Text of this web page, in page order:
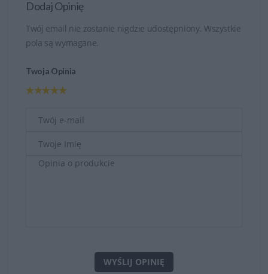
Dodaj Opinię
Twój email nie zostanie nigdzie udostępniony. Wszystkie
pola są wymagane.
Twoja Opinia
WYŚLIJ OPINIĘ